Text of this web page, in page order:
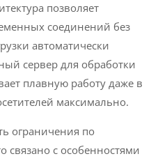
позволяет
соединений без
автоматически
сервер для обработки
плавную работу даже в
максимально.
ограничения по
связано с особенностями